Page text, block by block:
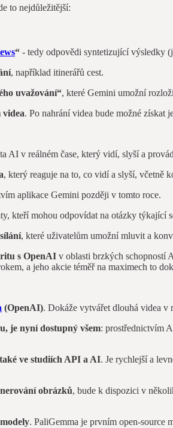
to nejdůležitější:
“ - tedy odpovědi syntetizující výsledky
, například itinerářů cest.
uvažování“, které Gemini umožní
videa. Po nahrání videa bude možné získat
AI v reálném čase, který vidí, slyší a
, který reaguje na to, co vidí a slyší, včetně
aplikace Gemini později v tomto roce.
kteří mohou odpovídat na otázky týkající
, které uživatelům umožní mluvit a
s OpenAI v oblasti brzkých schopností
a jeho akcie téměř na maximech to
(OpenAI). Dokáže vytvářet dlouhá videa v
je nyní dostupný všem: prostřednictvím
ve studiích API a AI. Je rychlejší a
obrázků, bude k dispozici v
. PaliGemma je prvním open-source